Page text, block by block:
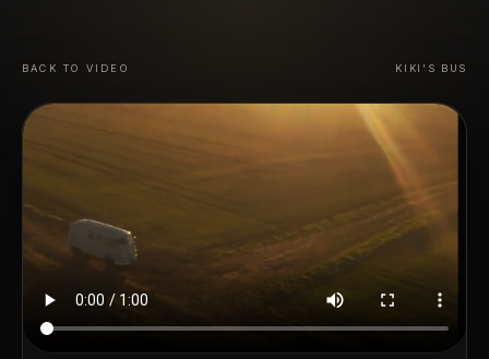
BACK TO VIDEO KIKI'S BUS